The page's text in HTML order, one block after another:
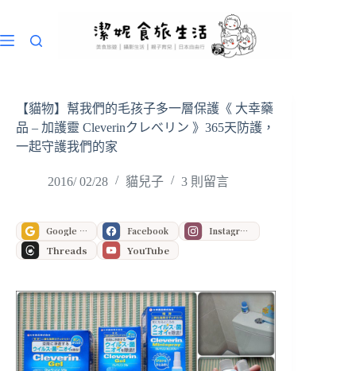
主
【貓物】幫我們的毛孩子多一層保護《 大幸藥
品 – 加護靈 Cleverinクレべリン 》365天防護，
一起守護我們的家
2016/ 02/28 貓兒子 3 則留言
Google 偏好來源 Facebook Instagram
Threads YouTube